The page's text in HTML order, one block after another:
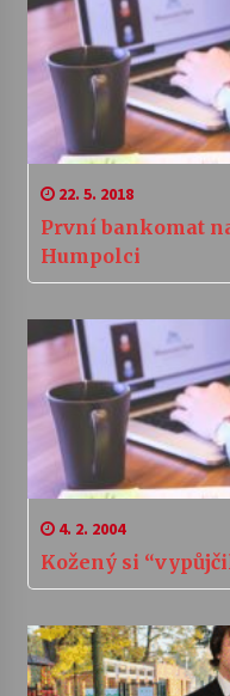
22. 5. 2018
První bankomat
Humpolci
4. 2. 2004
Kožený si